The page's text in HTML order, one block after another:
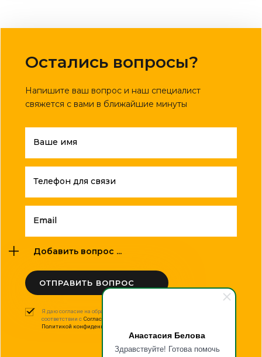
Анастасия Белова
Здравствуйте! Готова помочь
Остались вопросы?
Напишите ваш вопрос и наш специалист
свяжется с вами в ближайшие минуты
Ваше имя
Телефон для связи
Email
Добавить вопрос ...
ОТПРАВИТЬ ВОПРОС
Я даю согласие на обработку моих персональных данных в
соответствии с Согласием на обработку персональных данных
Политикой конфиденциальности